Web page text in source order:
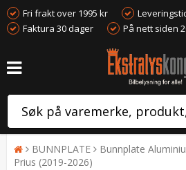
Fri frakt over 1995 kr
Faktura 30 dager
På nett siden
BUNNPLATE
Bunnplate
Prius (2019-2026)